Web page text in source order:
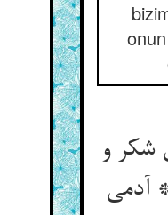
شکر و